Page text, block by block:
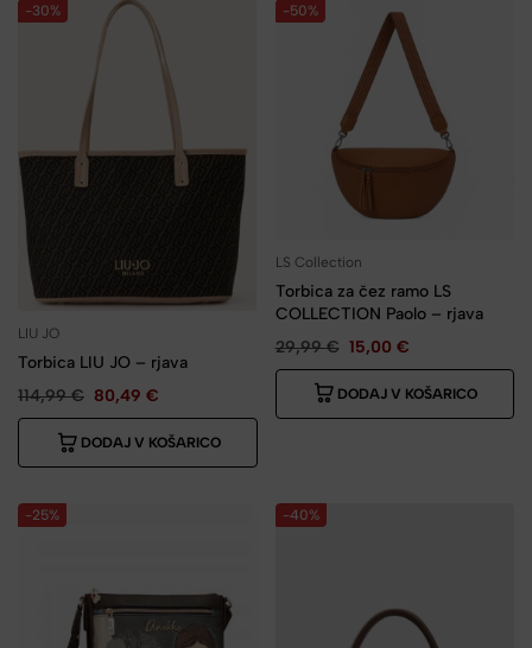
-30%
LIU JO
Torbica LIU JO – rjava
114,99€ 80,49 €
DODAJ V KOŠARICO
-50%
LS Collection
Torbica za čez ramo LS
COLLECTION Paolo – rjava
29,99€ 15,00 €
DODAJ V KOŠARICO
-25% -40%